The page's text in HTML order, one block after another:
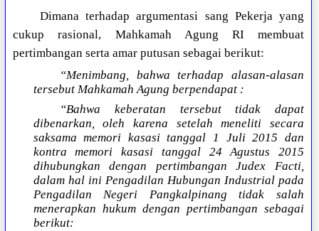
Dimana terhadap argumentasi sang Pekerja yang
cukup rasional, Mahkamah Agung RI membuat
pertimbangan serta amar putusan sebagai berikut:
“Menimbang, bahwa terhadap alasan-alasan
tersebut Mahkamah Agung berpendapat :
“Bahwa keberatan tersebut tidak dapat
dibenarkan, oleh karena setelah meneliti secara
saksama memori kasasi tanggal 1 Juli 2015 dan
kontra memori kasasi tanggal 24 Agustus 2015
dihubungkan dengan pertimbangan Judex Facti,
dalam hal ini Pengadilan Hubungan Industrial pada
Pengadilan Negeri Pangkalpinang tidak salah
menerapkan hukum dengan pertimbangan sebagai
berikut: